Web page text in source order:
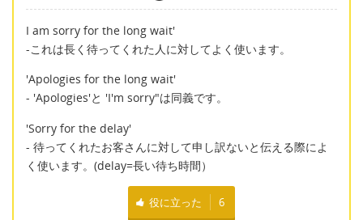
I am sorry for the long wait'
-これは長く待ってくれた人に対してよく使います。
'Apologies for the long wait'
- 'Apologies'と 'I'm sorry"は同義です。
'Sorry for the delay'
- 待ってくれたお客さんに対して申し訳ないと伝える際によ
く使います。(delay=長い待ち時間）
役に立った 6